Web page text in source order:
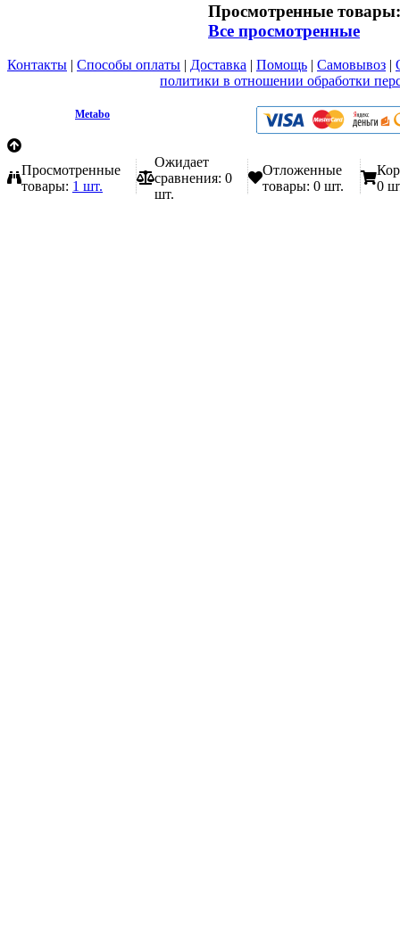
Просмотренные товары:
Все просмотренные
Контакты | Способы оплаты | Доставка | Помощь | Самовывоз |
политики в отношении обработки
Metabo
Просмотренные
товары: 1 шт.
Ожидает
сравнения: 0
шт.
Отложенные
товары: 0 шт.
0